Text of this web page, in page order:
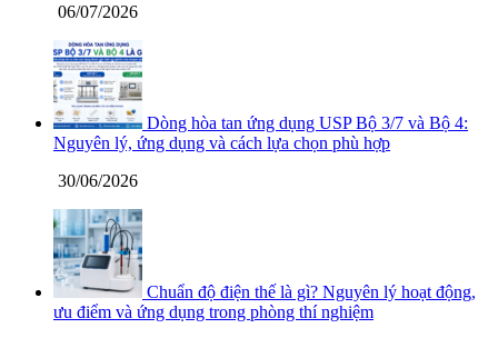
06/07/2026
Dòng hòa tan ứng dụng USP Bộ 3/7 và Bộ 4:
Nguyên lý, ứng dụng và cách lựa chọn phù hợp
30/06/2026
Chuẩn độ điện thế là gì? Nguyên lý hoạt động,
ưu điểm và ứng dụng trong phòng thí nghiệm